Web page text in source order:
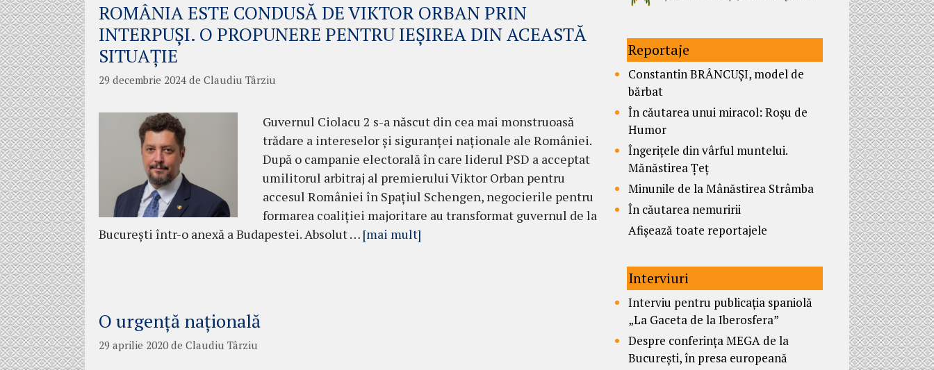
ROMÂNIA ESTE CONDUSĂ DE VIKTOR ORBAN PRIN
INTERPUȘI. O PROPUNERE PENTRU IEȘIREA DIN ACEASTĂ
SITUAȚIE
29 decembrie 2024 de Claudiu Târziu
Guvernul Ciolacu 2 s-a născut din cea mai monstruoasă
trădare a intereselor și siguranței naționale ale României.
După o campanie electorală în care liderul PSD a acceptat
umilitorul arbitraj al premierului Viktor Orban pentru
accesul României în Spațiul Schengen, negocierile pentru
formarea coaliției majoritare au transformat guvernul de la
București într-o anexă a Budapestei. Absolut … [mai mult]
O urgență națională
29 aprilie 2020 de Claudiu Târziu
Reportaje
Constantin BRÂNCUȘI, model de
bărbat
În căutarea unui miracol: Roșu de
Humor
Îngerițele din vârful muntelui.
Mănăstirea Țeț
Minunile de la Mânăstirea Strâmba
În căutarea nemuririi
Afișează toate reportajele
Interviuri
Interviu pentru publicația spaniolă
„La Gaceta de la Iberosfera”
Despre conferința MEGA de la
București, în presa europeană